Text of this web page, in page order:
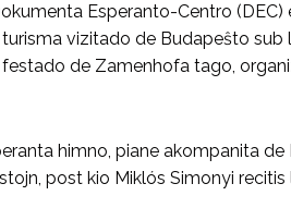
Esperanto-Centro
vizitado de Budapeŝto
de Zamenhofa tago,
himno, piane akompanita
post kio Miklós Simonyi